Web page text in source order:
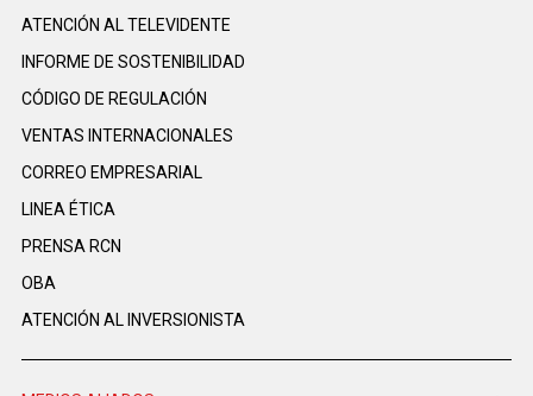
ATENCIÓN AL TELEVIDENTE
INFORME DE SOSTENIBILIDAD
CÓDIGO DE REGULACIÓN
VENTAS INTERNACIONALES
CORREO EMPRESARIAL
LINEA ÉTICA
PRENSA RCN
OBA
ATENCIÓN AL INVERSIONISTA